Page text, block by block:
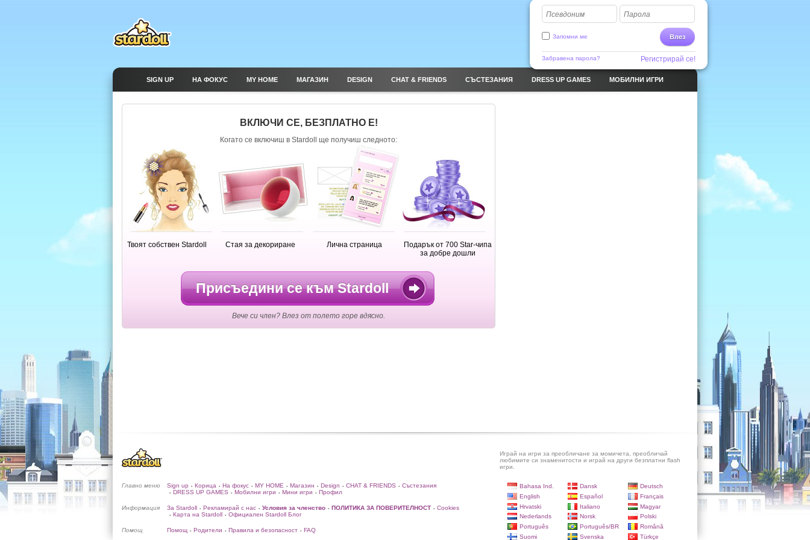
Псевдоним Парола
Влез
Запомни ме
Забравена парола? Регистрирай се!
SIGN UP НА ФОКУС MY HOME МАГАЗИН DESIGN CHAT & FRIENDS СЪСТЕЗАНИЯ DRESS UP GAMES МОБИЛНИ ИГРИ
ВКЛЮЧИ СЕ, БЕЗПЛАТНО Е!
Когато се включиш в Stardoll ще получиш следното:
Твоят собствен Stardoll Стая за декориране Лична страница
Подарък от 700 Star-чипа
за добре дошли
Присъедини се към Stardoll
Вече си член? Влез от полето горе вдясно.
Играй на игри за преобличане за момичета, преобличай
любимите си знаменитости и играй на други безплатни flash
игри.
Главно меню Sign up • Корица • На фокус • MY HOME • Магазин • Design • CHAT & FRIENDS • Състезания
• DRESS UP GAMES • Мобилни игри • Мини игри • Профил
Информация За Stardoll • Рекламирай с нас • Условия за членство • ПОЛИТИКА ЗА ПОВЕРИТЕЛНОСТ • Cookies
• Карта на Stardoll • Официален Stardoll Блог
Помощ Помощ • Родители • Правила и безопасност • FAQ
Bahasa Ind. Dansk
Deutsch
English
Español
Français
Hrvatski
Italiano
Magyar
Nederlands
Norsk
Polski
Português
Português/BR
Română
Suomi
Svenska Türkçe